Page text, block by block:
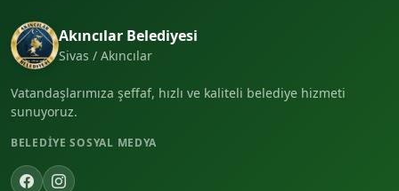
Akıncılar Belediyesi
Sivas / Akıncılar
Vatandaşlarımıza şeffaf, hızlı ve kaliteli belediye hizmeti
sunuyoruz.
BELEDIYE SOSYAL MEDYA